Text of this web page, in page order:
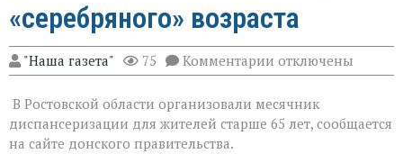
«серебряного» возраста
"Наша газета" 75 Комментарии к
записи
Дону
проходит
месячник
отключены
В Ростовской области организовали месячник
диспансеризации для жителей старше 65 лет, сообщается
на сайте донского правительства.